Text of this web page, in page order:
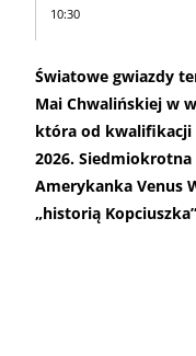
10:30
Światowe gwiazdy
Mai Chwalińskiej w
która od kwalifikacji
2026.
Amerykanka Venus
„historią